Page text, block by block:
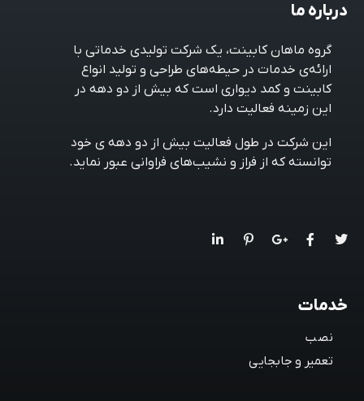
درباره ما
گروه ماهان کابینت، یک شرکت تولیدی خدماتی با
ارائه‌ی خدمات در حیطه‌های طراحی و تولید انواع
کابینت و کمد دیواری است که بیش از دو دهه در
این زمینه فعالیت دارد.
این شرکت در طول فعالیت بیش از دو دهه ی خود
توانسته که از فراز و نشیب‌های فراوانی عبور نماید.
خدمات
نصب
تعمیر و جابجایی